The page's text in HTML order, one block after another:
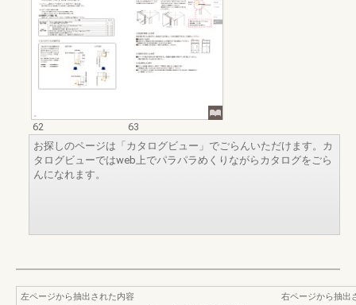
62
63
お探しのページは「カタログビュー」でごらんいただけます。カ
タログビューではweb上でパラパラめくりながらカタログをごら
んになれます。
左ページから抽出された内容
右ページから抽出